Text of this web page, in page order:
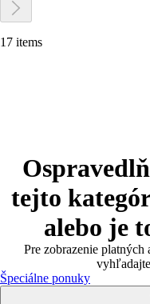
17 items
tejto
alebo je
Pre zobrazenie
Špeciálne ponuky